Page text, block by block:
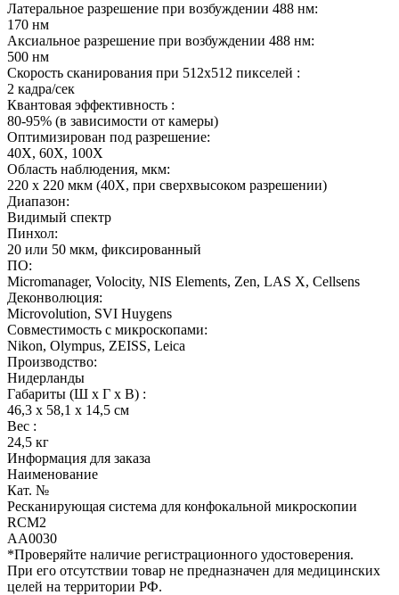
Латеральное разрешение при возбуждении 488 нм:
170 нм
Аксиальное разрешение при возбуждении 488 нм:
500 нм
Скорость сканирования при 512х512 пикселей :
2 кадра/сек
Квантовая эффективность :
80-95% (в зависимости от камеры)
Оптимизирован под разрешение:
40Х, 60Х, 100Х
Область наблюдения, мкм:
220 х 220 мкм (40Х, при сверхвысоком разрешении)
Диапазон:
Видимый спектр
Пинхол:
20 или 50 мкм, фиксированный
ПО:
Micromanager, Volocity, NIS Elements, Zen, LAS X, Cellsens
Деконволюция:
Microvolution, SVI Huygens
Совместимость с микроскопами:
Nikon, Olympus, ZEISS, Leica
Производство:
Нидерланды
Габариты (Ш х Г х В) :
46,3 x 58,1 x 14,5 см
Вес :
24,5 кг
Информация для заказа
Наименование
Кат. №
Ресканирующая система для конфокальной микроскопии
RCM2
AA0030
*Проверяйте наличие регистрационного удостоверения.
При его отсутствии товар не предназначен для медицинских
целей на территории РФ.